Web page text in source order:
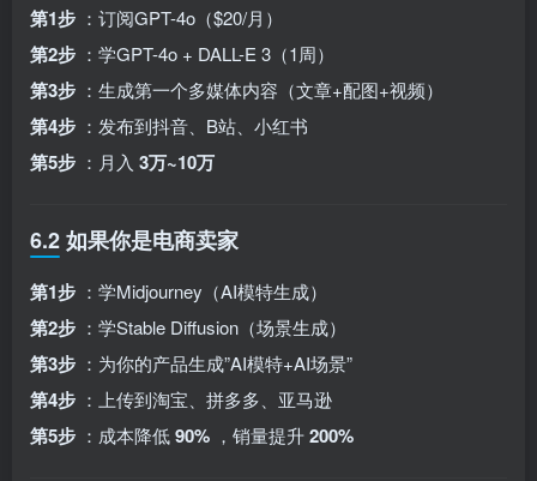
第1步 ：订阅GPT-4o（$20/月）
第2步 ：学GPT-4o + DALL-E 3（1周）
第3步 ：生成第一个多媒体内容（文章+配图+视频）
第4步 ：发布到抖音、B站、小红书
第5步 ：月入 3万~10万
6.2 如果你是电商卖家
第1步 ：学Midjourney（AI模特生成）
第2步 ：学Stable Diffusion（场景生成）
第3步 ：为你的产品生成”AI模特+AI场景”
第4步 ：上传到淘宝、拼多多、亚马逊
第5步 ：成本降低90% ，销量提升200%